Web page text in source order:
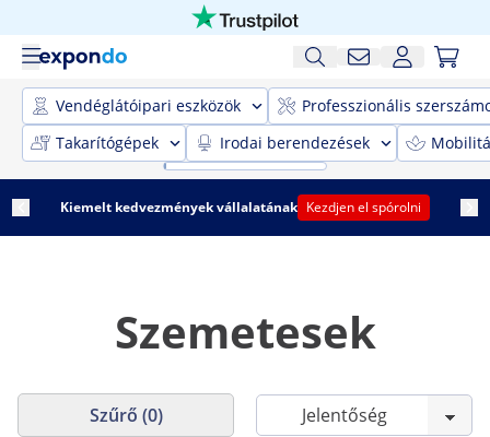
Vendéglátóipari eszközök
Professzionális
Takarítógépek
Irodai berendezések
Kiemelt kedvezmények vállalatának Kezdjen el spórolni
Szemetesek
Szűrő (0)